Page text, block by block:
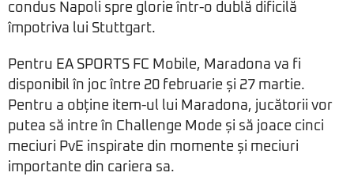
condus Napoli spre glorie într-o dublă dificilă
împotriva lui Stuttgart.
Pentru EA SPORTS FC Mobile, Maradona va fi
disponibil în joc între 20 februarie și 27 martie.
Pentru a obține item-ul lui Maradona, jucătorii vor
putea să intre în Challenge Mode și să joace cinci
meciuri PvE inspirate din momente și meciuri
importante din cariera sa.